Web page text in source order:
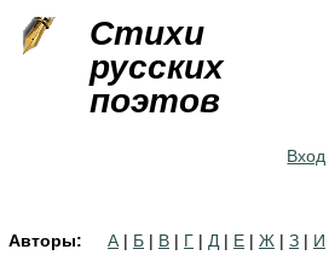
Стихи
русских
поэтов
Вход
Авторы: А | Б | В | Г | Д | Е | Ж | З | И